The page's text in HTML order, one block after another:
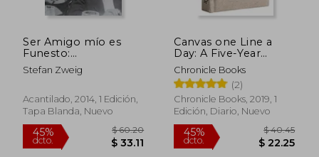
$ 29.34
45%
dcto.
Ser Amigo mío es
Funesto:
Correspondencia,
1927-1938
Stefan Zweig
Acantilado, 2014, 1 Edición,
Tapa Blanda, Nuevo
Canvas one Line a
Day: A Five-Year
Memory Journal: A
Five Year Memory
Book (en Inglés)
Chronicle Books
(2)
Chronicle Books, 2019, 1
Edición, Diario, Nuevo